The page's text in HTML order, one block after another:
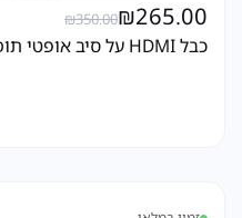
₪350.00₪265.00
כבל HDMI על סיב אופטי תומך 8K HDR באורך 15 מטר